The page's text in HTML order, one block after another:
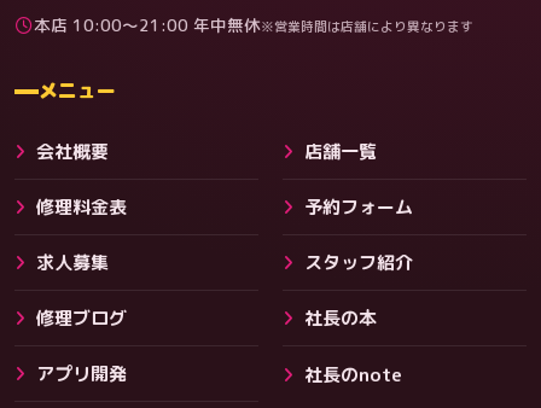
料金
本店 10:00〜21:00 年中無休※営業時間は店舗により異なります
メニュー
会社概要 店舗一覧
修理料金表 予約フォーム
求人募集 スタッフ紹介
修理ブログ 社長の本
アプリ開発 社長のnote